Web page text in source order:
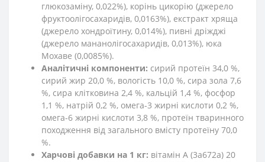
глюкозаміну, 0,022%), корінь цикорію (джерело
фруктоолігосахаридів, 0,0163%), екстракт хряща
(джерело хондроїтину, 0,014%), пивні дріжджі
(джерело мананолігосахаридів, 0,013%), юка
Мохаве (0,0085%).
Аналітичні компоненти: сирий протеїн 34,0 %,
сирий жир 20,0 %, вологість 10,0 %, сира зола 7,6
%, сира клітковина 2,4 %, кальцій 1,4 %, фосфор
1,1 %, натрій 0,2 %, омега-3 жирні кислоти 0,2 %,
омега-6 жирні кислоти 3,8 %, протеїн тваринного
походження від загального вмісту протеїну 70,0
%.
Харчові добавки на 1 кг: вітамін A (3a672a) 20